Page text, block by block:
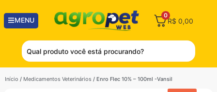
MENU
0
R$ 0,00
Início / Medicamentos Veterinários / Enro Flec 10% – 100ml -Vansil